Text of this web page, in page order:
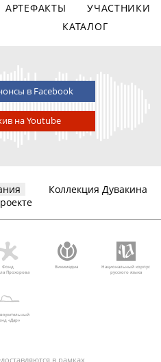
АРТЕФАКТЫ
УЧАСТНИКИ
КАТАЛОГ
в Facebook
на Youtube
Коллекция Дувакина
Фонд
Прохорова
Викимедиа
Национальный корпус
русского языка
«Дар»
в рамках